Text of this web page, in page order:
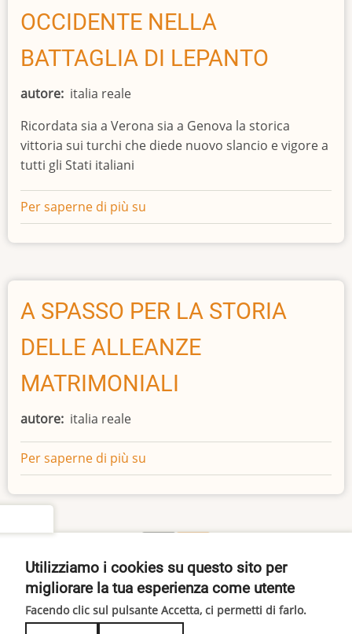
OCCIDENTE NELLA
BATTAGLIA DI LEPANTO
autore italia reale
Ricordata sia a Verona sia a Genova la storica
vittoria sui turchi che diede nuovo slancio e vigore a
tutti gli Stati italiani
Per saperne di più su
RISCATTO
DELL’
NELLA
BATTAGLIA
DI
LEPANTO
A SPASSO PER LA STORIA
DELLE ALLEANZE
MATRIMONIALI
autore italia reale
Per saperne di più su
SPASSO
PER
STORIA
ALLEANZE
MATRIMONIALI
successiva
Iscriviti a storia
© 2026 ITALIA REALE, All rights reserved.
Utilizziamo i cookies su questo sito per
migliorare la tua esperienza come utente
Facendo clic sul pulsante Accetta, ci permetti di farlo.